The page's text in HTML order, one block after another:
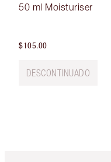
50 ml Moisturiser
$105.00
DESCONTINUADO